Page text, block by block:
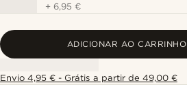
+6,95 €
ADICIONAR AO CARRINHO
Envio 4,95 € - Grátis a partir de 49,00 €